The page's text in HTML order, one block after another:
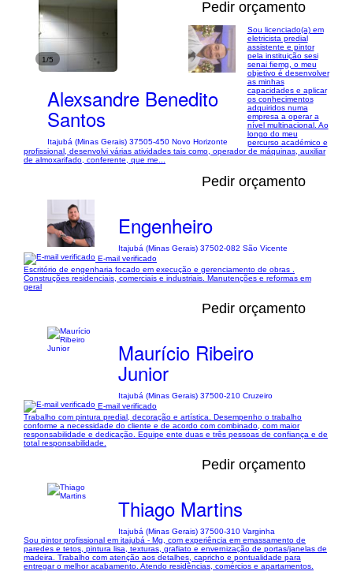
1/5
Pedir orçamento
Alexsandre Benedito
Santos
Itajubá (Minas Gerais) 37505-450 Novo Horizonte
Sou licenciado(a) em
eletricista predial
assistente e pintor
pela instituição sesi
senai fiemg, o meu
objetivo é desenvolver
as minhas
capacidades e aplicar
os conhecimentos
adquiridos numa
empresa a operar a
nível multinacional. Ao
longo do meu
percurso académico e
profissional, desenvolvi várias atividades tais como, operador de máquinas, auxiliar
de almoxarifado, conferente, que me...
Pedir orçamento
Engenheiro
Itajubá (Minas Gerais) 37502-082 São Vicente
E-mail verificado
Escritório de engenharia focado em execução e gerenciamento de obras .
Construções residenciais, comerciais e industriais. Manutenções e reformas em
geral
Pedir orçamento
Maurício Ribeiro
Junior
Itajubá (Minas Gerais) 37500-210 Cruzeiro
E-mail verificado
Trabalho com pintura predial, decoração e artística. Desempenho o trabalho
conforme a necessidade do cliente e de acordo com combinado, com maior
responsabilidade e dedicação. Equipe ente duas e três pessoas de confiança e de
total responsabilidade.
Pedir orçamento
Thiago Martins
Itajubá (Minas Gerais) 37500-310 Varginha
Sou pintor profissional em itajubá - Mg, com experiência em emassamento de
paredes e tetos, pintura lisa, texturas, grafiato e envernização de portas/janelas de
madeira. Trabalho com atenção aos detalhes, capricho e pontualidade para
entregar o melhor acabamento. Atendo residências, comércios e apartamentos.